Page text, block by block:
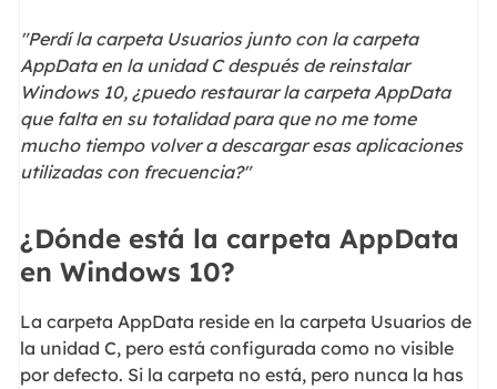
"Perdí la carpeta Usuarios junto con la carpeta
AppData en la unidad C después de reinstalar
Windows 10, ¿puedo restaurar la carpeta AppData
que falta en su totalidad para que no me tome
mucho tiempo volver a descargar esas aplicaciones
utilizadas con frecuencia?"
¿Dónde está la carpeta AppData
en Windows 10?
La carpeta AppData reside en la carpeta Usuarios de
la unidad C, pero está configurada como no visible
por defecto. Si la carpeta no está, pero nunca la has